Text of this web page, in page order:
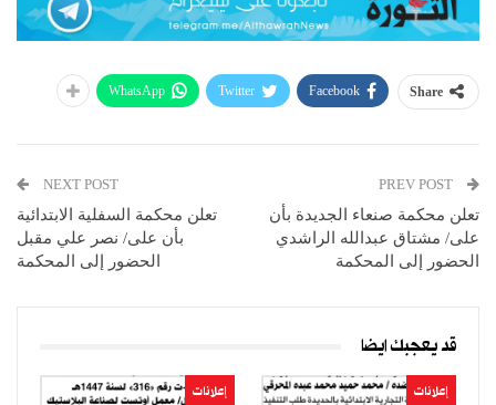
Share
Facebook
Twitter
WhatsApp
تعلن محكمة صنعاء الجديدة بأن
على/ مشتاق عبدالله الراشدي
الحضور إلى المحكمة
NEXT POST
تعلن محكمة السفلية الابتدائية
بأن على/ نصر علي مقبل
الحضور إلى المحكمة
قد يعجبك ايضا
إعلانات إعلانات